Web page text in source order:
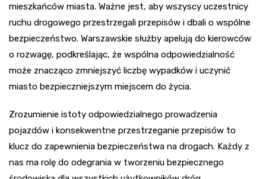
mieszkańców miasta. Ważne jest, aby wszyscy uczestnicy
ruchu drogowego przestrzegali przepisów i dbali o wspólne
bezpieczeństwo. Warszawskie służby apelują do kierowców
o rozwagę, podkreślając, że wspólna odpowiedzialność
może znacząco zmniejszyć liczbę wypadków i uczynić
miasto bezpieczniejszym miejscem do życia.
Zrozumienie istoty odpowiedzialnego prowadzenia
pojazdów i konsekwentne przestrzeganie przepisów to
klucz do zapewnienia bezpieczeństwa na drogach. Każdy z
nas ma rolę do odegrania w tworzeniu bezpiecznego